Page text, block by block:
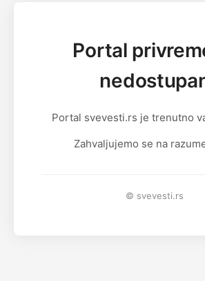
Portal
Portal svevesti.rs je trenutno
Zahvaljujemo se na
© svevesti.rs